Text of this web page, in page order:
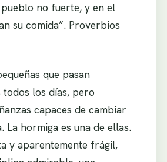
pueblo no fuerte, y en el
su comida”. Proverbios
que pasan
los días, pero
capaces de cambiar
La hormiga es una de ellas.
y aparentemente frágil,